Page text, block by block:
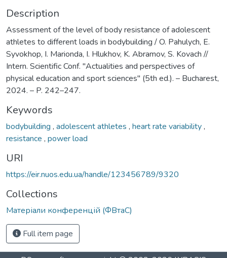
Description
Assessment of the level of body resistance of adolescent
athletes to different loads in bodybuilding / O. Pahulych, E.
Syvokhop, I. Marionda, I. Hlukhov, K. Abramov, S. Kovach //
Intern. Scientific Conf. ''Actualities and perspectives of
physical education and sport sciences'' (5th ed.). – Bucharest,
2024. – P. 242–247.
Keywords
bodybuilding , adolescent athletes , heart rate variability,
resistance , power load
URI
https://eir.nuos.edu.ua/handle/123456789/9320
Collections
Матеріали конференцій (ФВтаС)
Full item page